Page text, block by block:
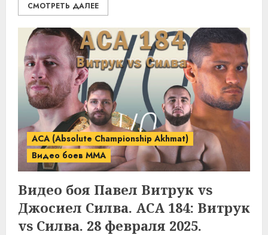
СМОТРЕТЬ ДАЛЕЕ
ACA (Absolute Championship Akhmat)
Видео боев MMA
Видео боя Павел Витрук vs
Джосиел Силва. ACA 184: Витрук
vs Силва. 28 февраля 2025.